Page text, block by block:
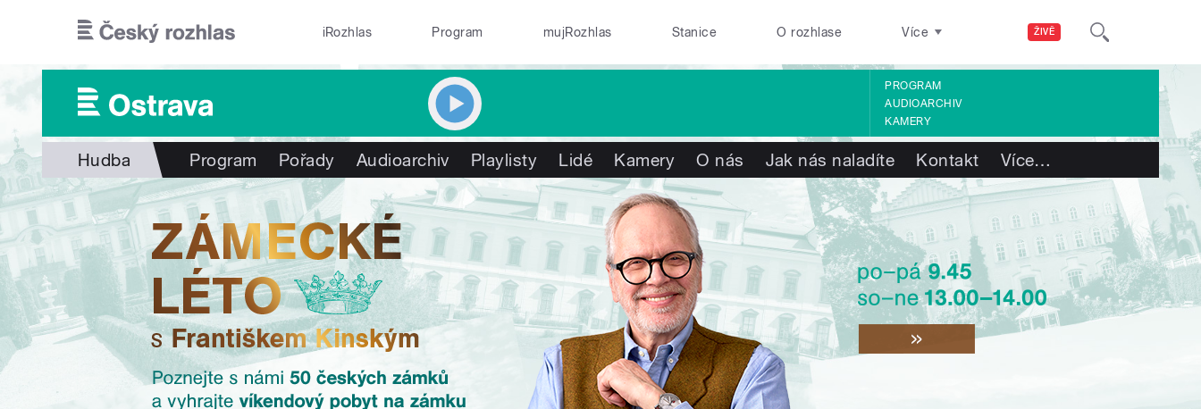
ŽIVĚ
iRozhlas Program mujRozhlas Stanice O rozhlase Více
PROGRAM
AUDIOARCHIV
KAMERY
Hudba Program Pořady Audioarchiv Playlisty Lidé Kamery O nás Jak nás naladíte Kontakt Více…